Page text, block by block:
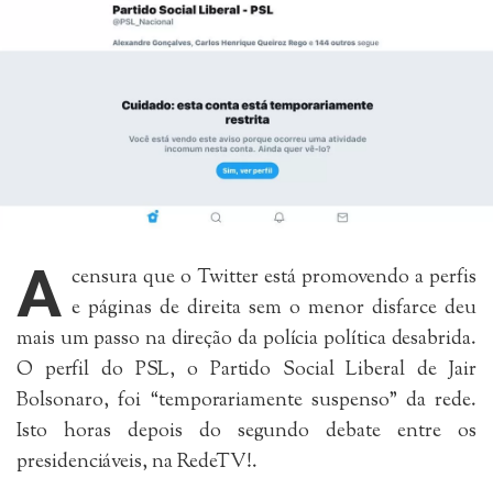
A censura que o Twitter está promovendo a perfis
e páginas de direita sem o menor disfarce deu
mais um passo na direção da polícia política desabrida.
O perfil do PSL, o Partido Social Liberal de Jair
Bolsonaro, foi “temporariamente suspenso” da rede.
Isto horas depois do segundo debate entre os
presidenciáveis, na RedeTV!.